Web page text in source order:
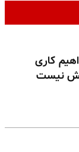
کاری
نیست